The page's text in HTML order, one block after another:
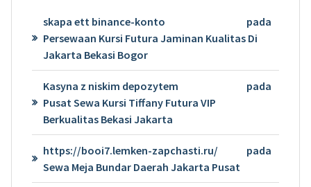
skapa ett binance-konto
pada
Persewaan Kursi Futura Jaminan Kualitas Di
Jakarta Bekasi Bogor
Kasyna z niskim depozytem
pada
Pusat Sewa Kursi Tiffany Futura VIP
Berkualitas Bekasi Jakarta
https://booi7.lemken-zapchasti.ru/
pada
Sewa Meja Bundar Daerah Jakarta Pusat